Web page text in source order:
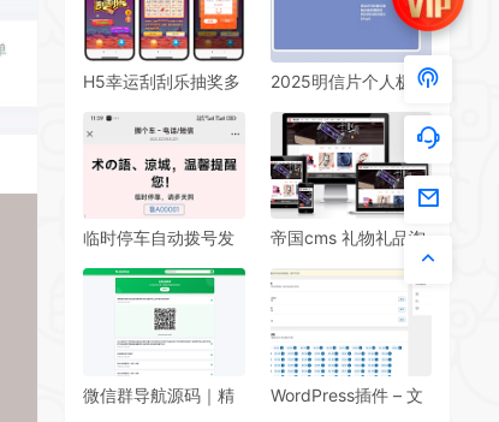
H5幸运刮刮乐抽奖多
2025明信片个人极简
临时停车自动拨号发
次更新
帝国cms 礼物礼品淘
适应模板
微信群导航源码｜精
WordPress插件 – 文